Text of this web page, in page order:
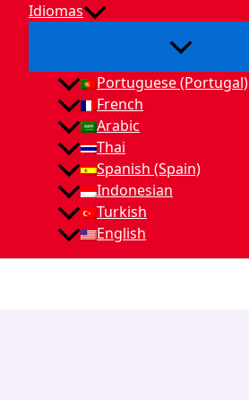
Idiomas
Portuguese (Portugal)
French
Arabic
Thai
Spanish (Spain)
Indonesian
Turkish
English